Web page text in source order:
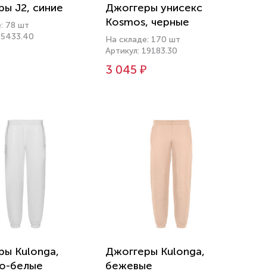
J2, синие
78 шт
Джоггеры унисекс
Kosmos, черные
На складе: 170 шт
Артикул: 19183.30
3 045 ₽
Kulonga,
белые
Джоггеры Kulonga,
бежевые